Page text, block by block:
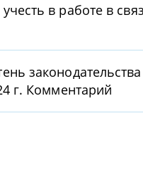
в работе в
г. Комментарий